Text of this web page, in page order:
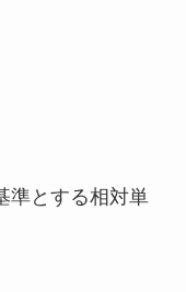
準とする相対単